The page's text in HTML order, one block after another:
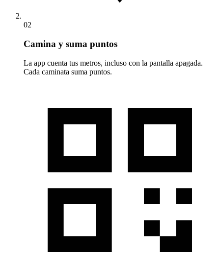
02
Camina y suma puntos
La app cuenta tus metros, incluso con la pantalla apagada.
Cada caminata suma puntos.